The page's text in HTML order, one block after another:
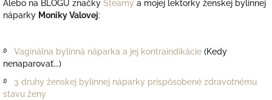
Alebo na BLOGU značky Steamy a mojej lektorky ženskej bylinnej
náparky Moniky Valovej:
࿔ Vaginálna bylinná náparka a jej kontraindikácie (Kedy
nenaparovať...)
࿔
3 druhy ženskej bylinnej náparky prispôsobené zdravotnému
stavu ženy